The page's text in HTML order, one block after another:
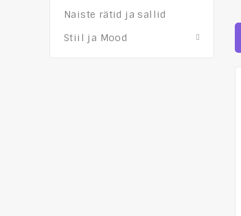
Naiste rätid ja sallid
Stiil ja Mood